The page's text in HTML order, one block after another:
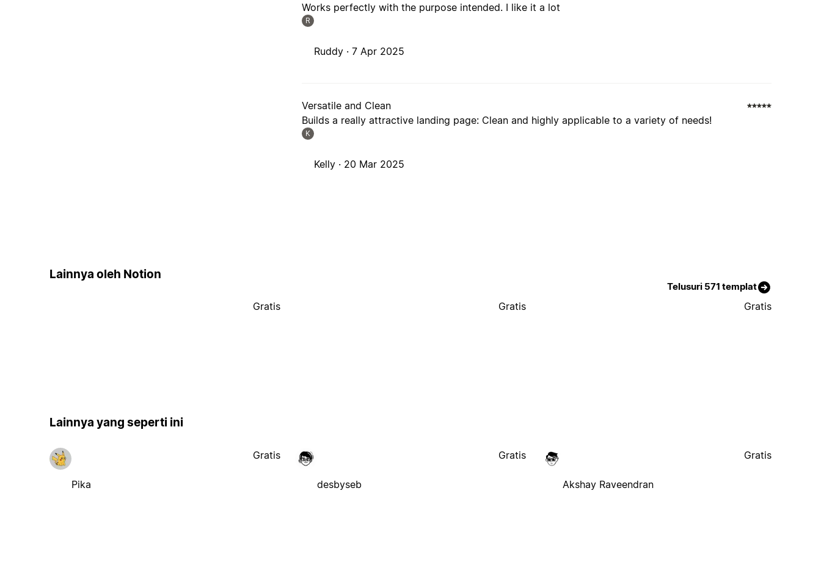
Works perfectly with the purpose intended. I like it a lot
R
Ruddy ·7 Apr 2025
Versatile and Clean
Builds a really attractive landing page: Clean and highly applicable to a variety of needs!
K
Kelly · 20 Mar 2025
Lainnya oleh Notion
Telusuri 571 templat
Gratis Gratis Gratis
Lainnya yang seperti ini
Pika
Gratis
desbyseb
Gratis
Akshay Raveendran
Gratis